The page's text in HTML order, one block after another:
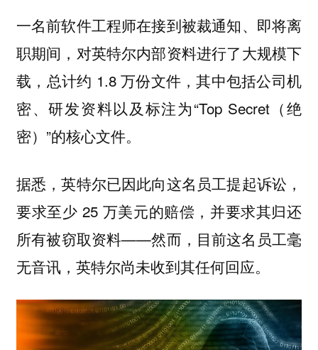
一名前软件工程师在接到被裁通知、即将离
职期间，对英特尔内部资料进行了大规模下
载，总计约 1.8 万份文件，其中包括公司机
密、研发资料以及标注为“Top Secret（绝
密）”的核心文件。
据悉，英特尔已因此向这名员工提起诉讼，
要求至少 25 万美元的赔偿，并要求其归还
所有被窃取资料——然而，目前这名员工毫
无音讯，英特尔尚未收到其任何回应。